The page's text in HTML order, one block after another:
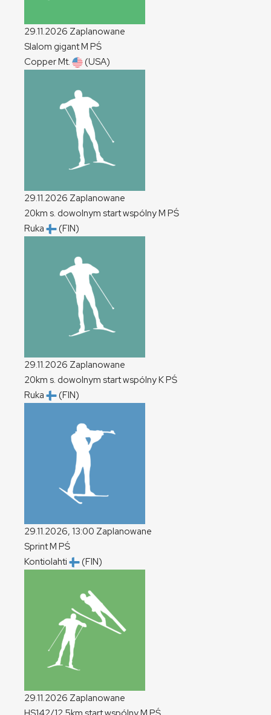
29.11.2026 Zaplanowane
Slalom gigantM PŚ
Copper Mt.
(USA)
29.11.2026 Zaplanowane
20km s. dowolnym start wspólnyM PŚ
Ruka
(FIN)
29.11.2026 Zaplanowane
20km s. dowolnym start wspólnyKPŚ
Ruka
(FIN)
29.11.2026, 13:00 Zaplanowane
SprintM PŚ
Kontiolahti
(FIN)
29.11.2026 Zaplanowane